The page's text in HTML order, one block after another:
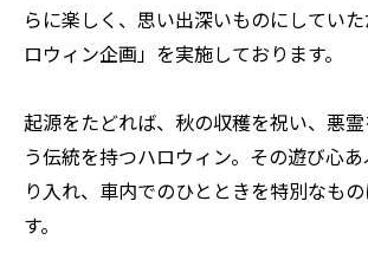
らに楽しく、思い出深いものにしてい
ロウィン企画」を実施しております。
起源をたどれば、秋の収穫を祝い、悪
う伝統を持つハロウィン。その遊び心
り入れ、車内でのひとときを特別なも
す。